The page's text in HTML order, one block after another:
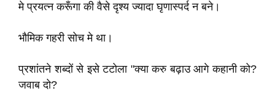
मे प्रयत्न करूँगा की वैसे दृश्य ज्यादा घृणास्पर्द न बने।
भौमिक गहरी सोच मे था।
प्रशांतने शब्दों से इसे टटोला "क्या करु बढ़ाउ आगे कहानी को?
जवाब दो?